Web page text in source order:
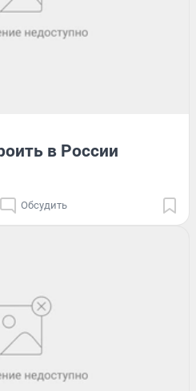
в России
Обсудить